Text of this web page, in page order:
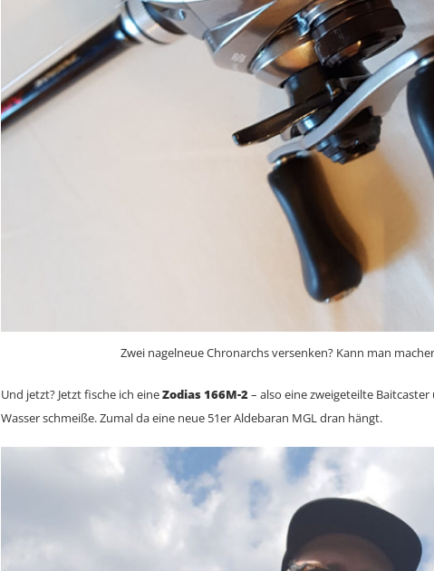
Zwei nagelneue Chronarchs versenken? Kann man
Und jetzt? Jetzt fische ich eineZodias 166M-2– also eine zweigeteilte
Wasser schmeiße. Zumal da eine neue 51er Aldebaran MGL dran hängt.